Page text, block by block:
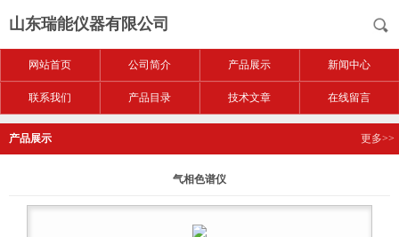
山东瑞能仪器有限公司
网站首页 公司简介 产品展示 新闻中心
联系我们 产品目录 技术文章 在线留言
产品展示 更多>>
气相色谱仪